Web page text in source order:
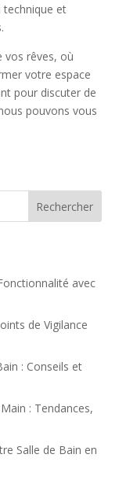
technique et
vos rêves, où
votre espace
pour discuter de
pouvons vous
Rechercher
avec
de Vigilance
: Conseils et
: Tendances,
Salle de Bain en